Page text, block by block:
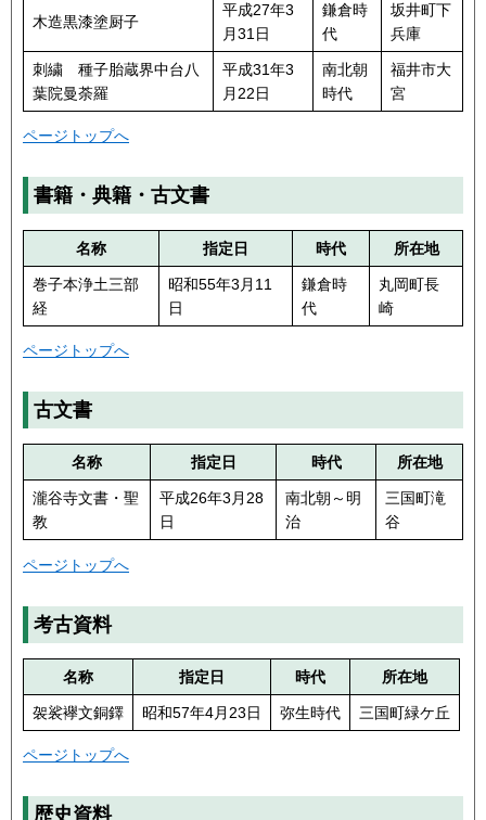
木造黒漆塗厨子
平成27年3
月31日
鎌倉時
代
坂井町下
兵庫
刺繍 種子胎蔵界中台八
葉院曼荼羅
平成31年3
月22日
南北朝
時代
福井市大
宮
ページトップへ
書籍・典籍・古文書
名称 指定日 時代 所在地
巻子本浄土三部
経
昭和55年3月11
日
鎌倉時
代
丸岡町長
崎
ページトップへ
古文書
名称 指定日 時代 所在地
瀧谷寺文書・聖
教
平成26年3月28
日
南北朝～明
治
三国町滝
谷
ページトップへ
考古資料
名称 指定日 時代 所在地
袈裟襷文銅鐸 昭和57年4月23日 弥生時代 三国町緑ケ丘
ページトップへ
歴史資料